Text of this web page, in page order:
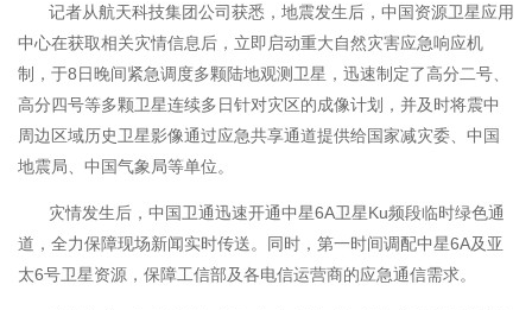
记者从航天科技集团公司获悉，地震发生后，中国资源卫星应用
中心在获取相关灾情信息后，立即启动重大自然灾害应急响应机
制，于8日晚间紧急调度多颗陆地观测卫星，迅速制定了高分二号、
高分四号等多颗卫星连续多日针对灾区的成像计划，并及时将震中
周边区域历史卫星影像通过应急共享通道提供给国家减灾委、中国
地震局、中国气象局等单位。
灾情发生后，中国卫通迅速开通中星6A卫星Ku频段临时绿色通
道，全力保障现场新闻实时传送。同时，第一时间调配中星6A及亚
太6号卫星资源，保障工信部及各电信运营商的应急通信需求。